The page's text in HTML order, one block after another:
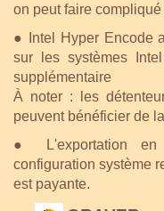
on peut faire compliqué
●
Intel Hyper Encode
sur les systèmes
supplémentaire
À noter : les
peuvent bénéficier de la
●
L'exportation
configuration système
est payante.